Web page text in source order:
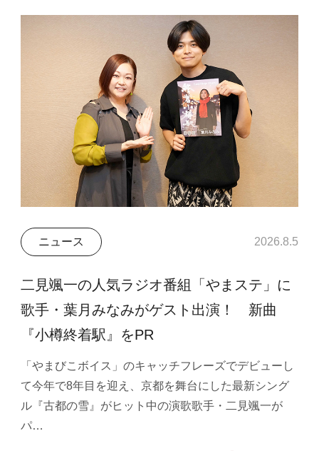
ニュース 2026.8.5
二見颯一の人気ラジオ番組「やまステ」に
歌手・葉月みなみがゲスト出演！ 新曲
『小樽終着駅』をPR
「やまびこボイス」のキャッチフレーズでデビューし
て今年で8年目を迎え、京都を舞台にした最新シング
ル『古都の雪』がヒット中の演歌歌手・二見颯一が
パ…